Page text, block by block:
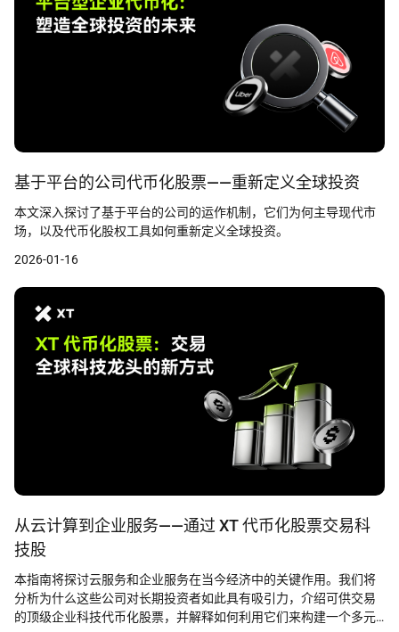
基于平台的公司代币化股票——重新定义全球投资
本文深入探讨了基于平台的公司的运作机制，它们为何主导现代市
场，以及代币化股权工具如何重新定义全球投资。
2026-01-16
从云计算到企业服务——通过 XT 代币化股票交易科
技股
本指南将探讨云服务和企业服务在当今经济中的关键作用。我们将
分析为什么这些公司对长期投资者如此具有吸引力，介绍可供交易
的顶级企业科技代币化股票，并解释如何利用它们来构建一个多元